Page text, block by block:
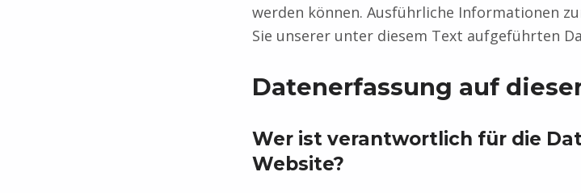
werden können. Ausführliche Informationen
Sie unserer unter diesem Text aufgeführten
Datenerfassung auf
Wer ist verantwortlich für die
Website?